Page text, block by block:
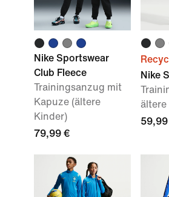
Nike Sportswear
Club Fleece
Trainingsanzug mit
Kapuze (ältere
Kinder)
79,99 €
Nike
ältere